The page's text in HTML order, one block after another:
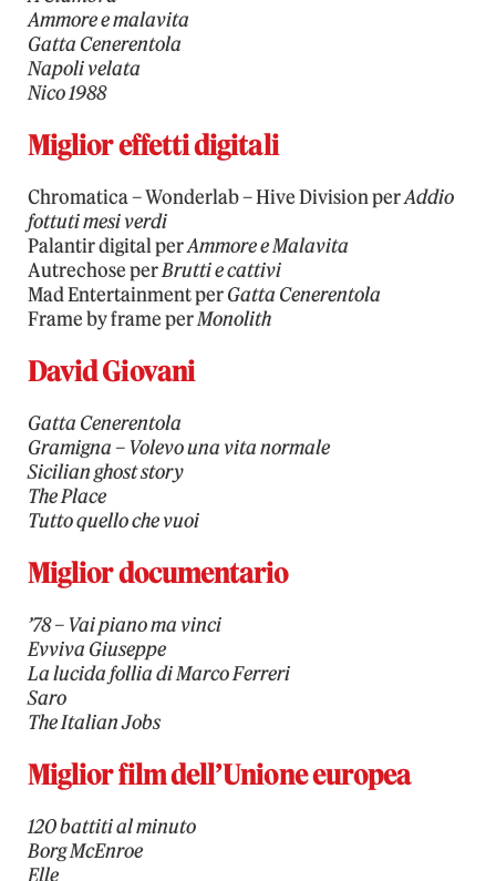
Ammore e malavita
Gatta Cenerentola
Napoli velata
Nico 1988
Miglior effetti digitali
Chromatica – Wonderlab – Hive Division perAddio
fottuti mesi verdi
Palantir digital perAmmore e Malavita
Autrechose perBrutti e cattivi
Mad Entertainment perGatta Cenerentola
Frame by frame perMonolith
David Giovani
Gatta Cenerentola
Gramigna – Volevo una vita normale
Sicilian ghost story
The Place
Tutto quello che vuoi
Miglior documentario
’78 – Vai piano ma vinci
Evviva Giuseppe
La lucida follia di Marco Ferreri
Saro
The Italian Jobs
Miglior film dell’Unione europea
120 battiti al minuto
Borg McEnroe
Elle